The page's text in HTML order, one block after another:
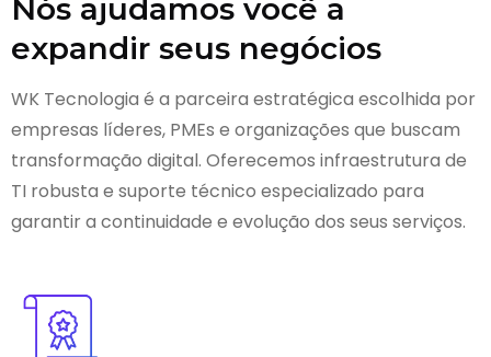
Nós ajudamos você a
expandir seus negócios
WK Tecnologia é a parceira estratégica escolhida por
empresas líderes, PMEs e organizações que buscam
transformação digital. Oferecemos infraestrutura de
TI robusta e suporte técnico especializado para
garantir a continuidade e evolução dos seus serviços.